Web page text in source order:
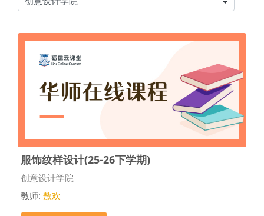
课程类别
服饰纹样设计(25-26下学期)
课程类别
创意设计学院
教师: 敖欢